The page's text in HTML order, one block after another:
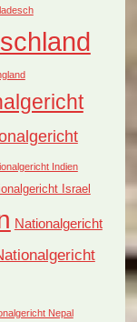
Indien
Israel
Nationalgericht
Nepal